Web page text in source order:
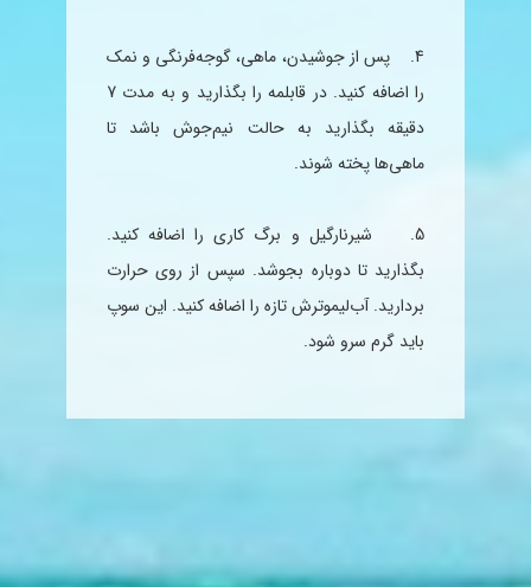
4. پس از جوشیدن، ماهی، گوجه‌فرنگی و نمک
را اضافه کنید. در قابلمه را بگذارید و به مدت 7
دقیقه بگذارید به حالت نیم‌جوش باشد تا
ماهی‌ها پخته شوند.
5. شیر نارگیل و برگ کاری را اضافه کنید.
بگذارید تا دوباره بجوشد. سپس از روی حرارت
بردارید. آب‌لیموترش تازه را اضافه کنید. این سوپ
باید گرم سرو شود.